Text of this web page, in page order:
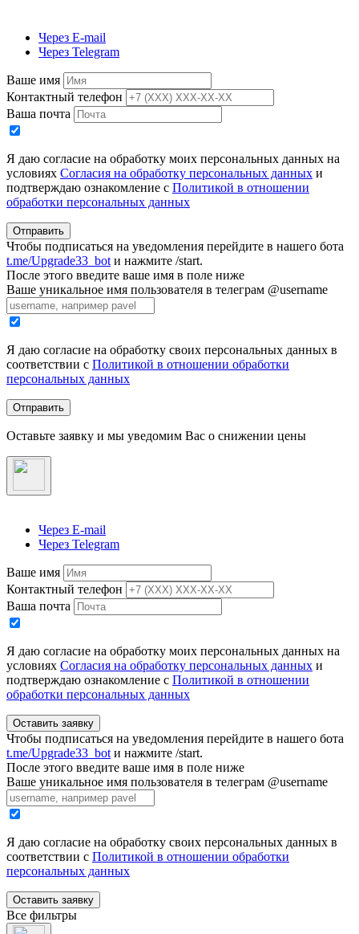
Через E-mail
Через Telegram
Ваше имя
Контактный телефон
Ваша почта
Я даю согласие на обработку моих персональных данных на
условиях Согласия на обработку персональных данных и
подтверждаю ознакомление с Политикой в отношении
обработки персональных данных
Отправить
Чтобы подписаться на уведомления перейдите в нашего бота
t.me/Upgrade33_bot и нажмите /start.
После этого введите ваше имя в поле ниже
Ваше уникальное имя пользователя в телеграм @username
Я даю согласие на обработку своих персональных данных в
соответствии с Политикой в отношении обработки
персональных данных
Отправить
Оставьте заявку и мы уведомим Вас о снижении цены
Через E-mail
Через Telegram
Ваше имя
Контактный телефон
Ваша почта
Я даю согласие на обработку моих персональных данных на
условиях Согласия на обработку персональных данных и
подтверждаю ознакомление с Политикой в отношении
обработки персональных данных
Оставить заявку
Чтобы подписаться на уведомления перейдите в нашего бота
t.me/Upgrade33_bot и нажмите /start.
После этого введите ваше имя в поле ниже
Ваше уникальное имя пользователя в телеграм @username
Я даю согласие на обработку своих персональных данных в
соответствии с Политикой в отношении обработки
персональных данных
Оставить заявку
Все фильтры